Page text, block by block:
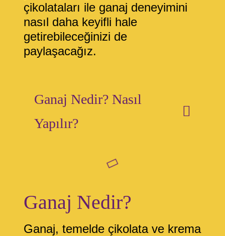
çikolataları ile ganaj deneyimini
nasıl daha keyifli hale
getirebileceğinizi de
paylaşacağız.
Ganaj Nedir? Nasıl
Yapılır?
Ganaj Nedir?
Ganaj, temelde çikolata ve krema